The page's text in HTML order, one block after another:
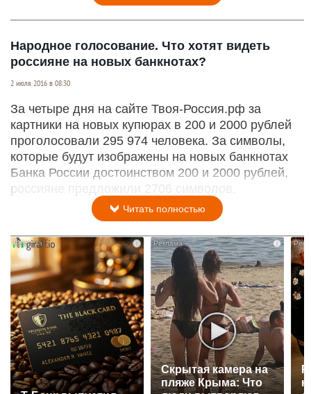
Народное голосование. Что хотят видеть
россияне на новых банкнотах?
2 июля 2016 в 08:30
За четыре дня на сайте Твоя-Россия.рф за
картники на новых купюрах в 200 и 2000 рублей
проголосовали 295 974 человека. За символы,
которые будут изображены на новых банкнотах
Банка России достоинством 200 и 2000 рублей,
россияне предложили 2706 символов.
Читать полностью
i i
Скрытая камера на
пляже Крыма: Что